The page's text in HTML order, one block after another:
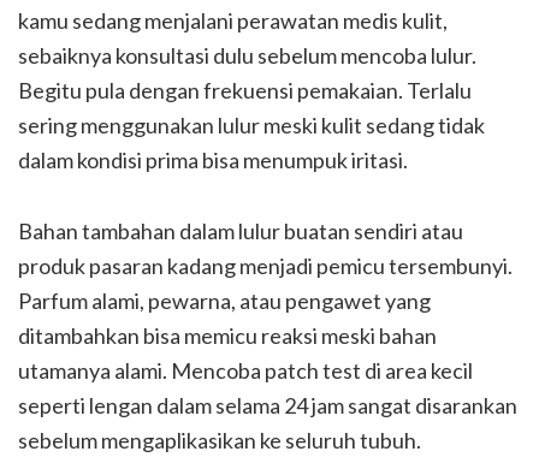
kamu sedang menjalani perawatan medis kulit,
sebaiknya konsultasi dulu sebelum mencoba lulur.
Begitu pula dengan frekuensi pemakaian. Terlalu
sering menggunakan lulur meski kulit sedang tidak
dalam kondisi prima bisa menumpuk iritasi.
Bahan tambahan dalam lulur buatan sendiri atau
produk pasaran kadang menjadi pemicu tersembunyi.
Parfum alami, pewarna, atau pengawet yang
ditambahkan bisa memicu reaksi meski bahan
utamanya alami. Mencoba patch test di area kecil
seperti lengan dalam selama 24 jam sangat disarankan
sebelum mengaplikasikan ke seluruh tubuh.